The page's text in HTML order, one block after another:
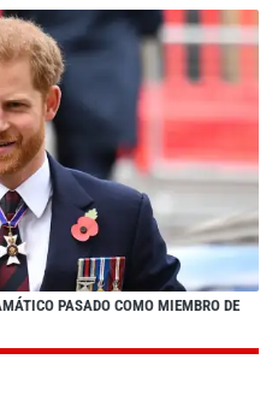
PASADO COMO MIEMBRO DE